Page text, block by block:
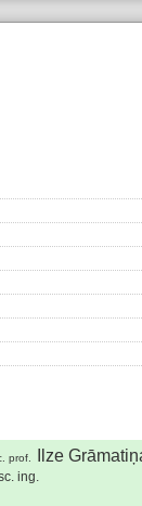
prof. Ilze
ing.